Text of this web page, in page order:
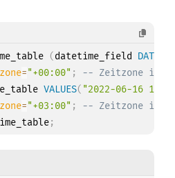
(datetime_field
="+00:00" ;
-- Zeitzone in
VALUES( "2022-06-16
="+03:00" ;
-- Zeitzone in
;